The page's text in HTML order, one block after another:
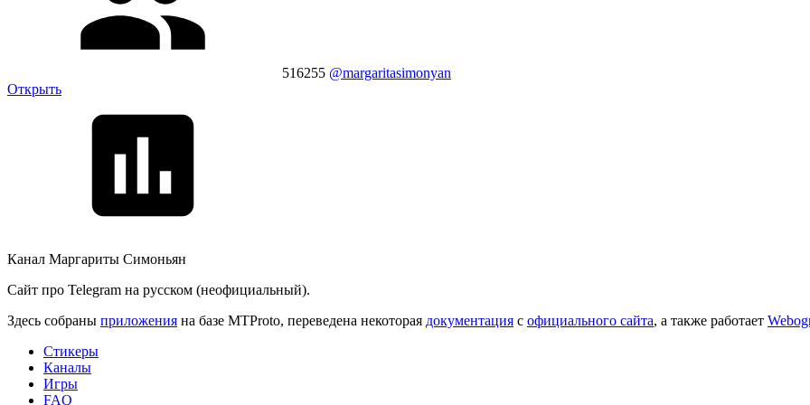
516255 @margaritasimonyan
Открыть
Канал Маргариты Симоньян
Сайт про Telegram на русском (неофициальный).
Здесь собраны приложения на базе MTProto, переведена некоторая документация с официального сайта, а также работает
Стикеры
Каналы
Игры
FAQ